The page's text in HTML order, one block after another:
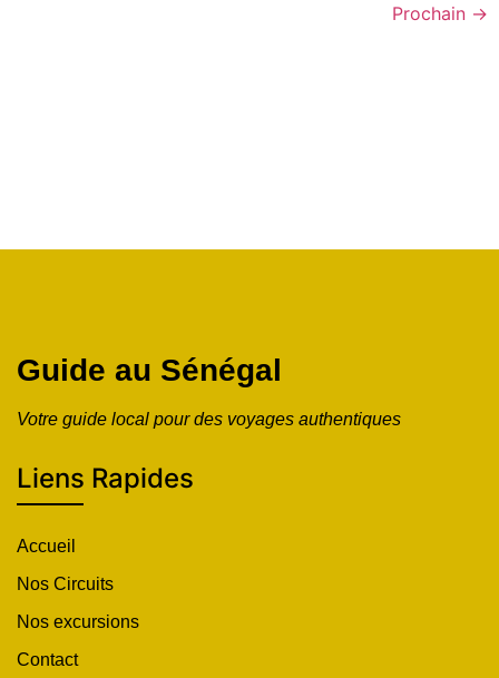
Prochain →
Guide au Sénégal
Votre guide local pour des voyages authentiques
Liens Rapides
Accueil
Nos Circuits
Nos excursions
Contact